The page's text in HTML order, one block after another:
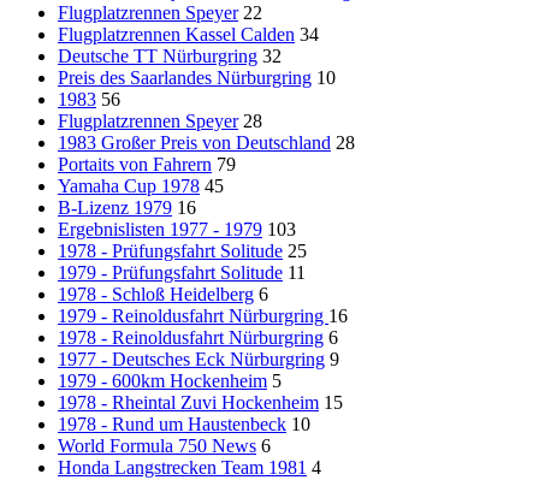
Flugplatzrennen Speyer 22
Flugplatzrennen Kassel Calden 34
Deutsche TT Nürburgring 32
Preis des Saarlandes Nürburgring 10
1983 56
Flugplatzrennen Speyer 28
1983 Großer Preis von Deutschland 28
Portaits von Fahrern 79
Yamaha Cup 1978 45
B-Lizenz 1979 16
Ergebnislisten 1977 - 1979 103
1978 - Prüfungsfahrt Solitude 25
1979 - Prüfungsfahrt Solitude 11
1978 - Schloß Heidelberg 6
1979 - Reinoldusfahrt Nürburgring 16
1978 - Reinoldusfahrt Nürburgring 6
1977 - Deutsches Eck Nürburgring 9
1979 - 600km Hockenheim 5
1978 - Rheintal Zuvi Hockenheim 15
1978 - Rund um Haustenbeck 10
World Formula 750 News 6
Honda Langstrecken Team 1981 4